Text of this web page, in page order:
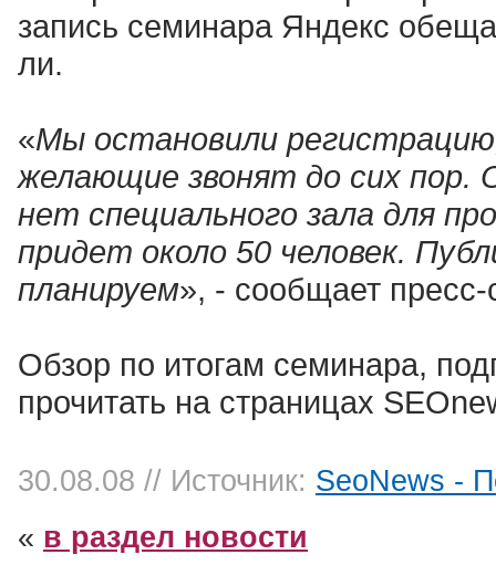
запись семинара Яндекс
ли.
«Мы остановили
желающие звонят до сих пор.
нет специального зала для
придет около 50 человек.
планируем», - сообщает
Обзор по итогам семинара,
прочитать на страницах
30.08.08 // Источник: SeoNews -
« в раздел новости